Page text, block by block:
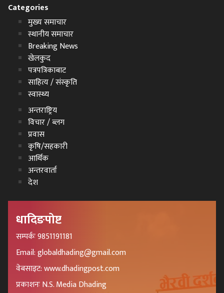
Categories
मुख्य समाचार
स्थानीय समाचार
Breaking News
खेलकुद
पत्रपत्रिकाबाट
साहित्य / संस्कृति
स्वास्थ्य
अन्तराष्ट्रिय
विचार / ब्लग
प्रवास
कृषि/सहकारी
आर्थिक
अन्तरवार्ता
देश
धादिङपोष्ट
सम्पर्कः 9851191181
Email: globaldhading@gmail.com
वेबसाइट: www.dhadingpost.com
प्रकाशनः N.S. Media Dhading